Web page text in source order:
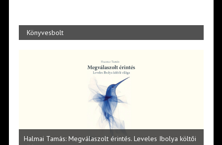
Könyvesbolt
Halmai Tamás: Megválaszolt érintés. Leveles Ibolya költői